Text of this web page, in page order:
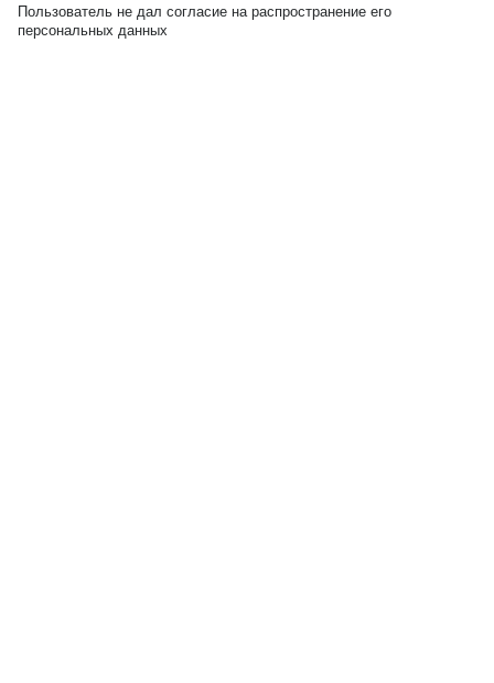
Пользователь не дал согласие на распространение его
персональных данных